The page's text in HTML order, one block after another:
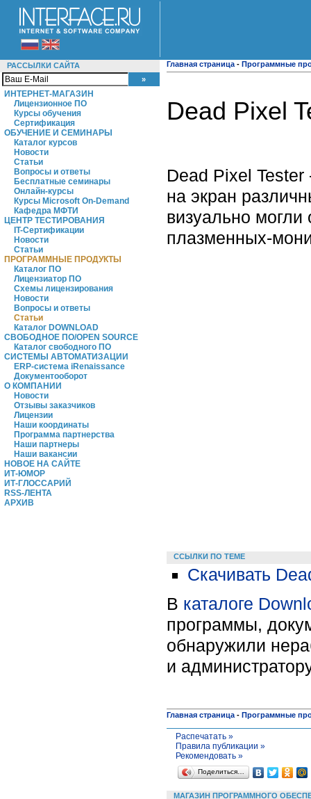
РАССЫЛКИ САЙТА
ИНТЕРНЕТ-МАГАЗИН
Лицензионное ПО
Курсы обучения
Сертификация
ОБУЧЕНИЕ И СЕМИНАРЫ
Каталог курсов
Новости
Статьи
Вопросы и ответы
Бесплатные семинары
Онлайн-курсы
Курсы Microsoft On-Demand
Кафедра МФТИ
ЦЕНТР ТЕСТИРОВАНИЯ
IT-Сертификации
Новости
Статьи
ПРОГРАММНЫЕ ПРОДУКТЫ
Каталог ПО
Лицензиатор ПО
Схемы лицензирования
Новости
Вопросы и ответы
Статьи
Каталог DOWNLOAD
СВОБОДНОЕ ПО/OPEN SOURCE
Каталог свободного ПО
СИСТЕМЫ АВТОМАТИЗАЦИИ
ERP-система iRenaissance
Документооборот
О КОМПАНИИ
Новости
Отзывы заказчиков
Лицензии
Наши координаты
Программа партнерства
Наши партнеры
Наши вакансии
НОВОЕ НА САЙТЕ
ИТ-ЮМОР
ИТ-ГЛОССАРИЙ
RSS-ЛЕНТА
АРХИВ
Главная страница - Программные
Dead Pixel
Dead Pixel Tester
на экран
визуально
плазменных-
ССЫЛКИ ПО ТЕМЕ
Скачивать
В каталоге
программы,
обнаружили
и
Главная страница - Программные
Распечатать »
Правила публикации »
Рекомендовать »
Поделиться…
МАГАЗИН ПРОГРАММНОГО